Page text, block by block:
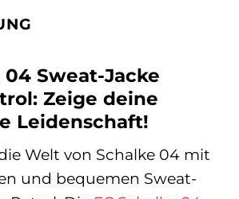
04 Sweat-Jacke
Zeige deine
Leidenschaft!
Welt von Schalke 04 mit
und bequemen Sweat-